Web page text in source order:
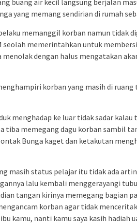
buang air kecil langsung berjalan
yang memang sendirian di rumah
memanggil korban namun tidak
memerintahkan untuk
menolak dengan halus mengatakan
korban yang masih di
menghadap ke luar tidak sadar
tiba memegang dagu korban sambil
Bunga kaget dan ketakutan
masih status pelajar itu tidak ada
lalu kembali menggerayangi
tangan kirinya memegang bagian
korban agar tidak
kamu, nanti kamu saya kasih hadiah